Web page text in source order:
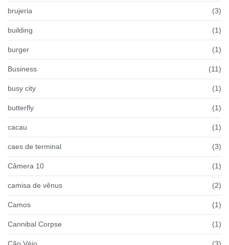
brujeria (3)
building (1)
burger (1)
Business (11)
busy city (1)
butterfly (1)
cacau (1)
caes de terminal (3)
Câmera 10 (1)
camisa de vênus (2)
Camos (1)
Cannibal Corpse (1)